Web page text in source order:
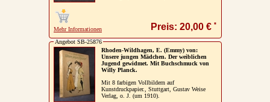
Widerrufsbelehrung
Geschäftsbedingungen
Datenschutzerklärung
Impressum / Kontakt
Mehr Informationen Preis: 20,00 € *
Angebot SB-25876
Rhoden-Wildhagen, E. (Emmy) von:
Unsere jungen Mädchen. Der weiblichen
Jugend gewidmet. Mit Buchschmuck von
Willy Planck.
Mit 8 farbigen Vollbildern auf
Kunstdruckpapier., Stuttgart, Gustav Weise
Verlag, o. J. (um 1910).